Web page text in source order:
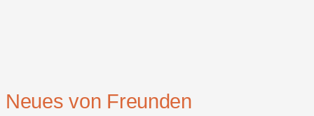
Neues von Freunden